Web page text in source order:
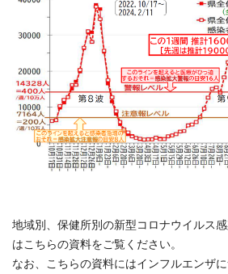
地域別、保健所別の新型コロナウイルス
はこちらの資料をご覧ください。
なお、こちらの資料にはインフルエンザ